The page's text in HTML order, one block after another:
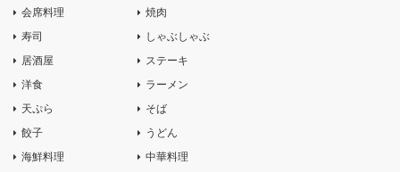
会席料理
寿司
居酒屋
洋食
天ぷら
餃子
海鮮料理
焼肉
しゃぶしゃぶ
ステーキ
ラーメン
そば
うどん
中華料理